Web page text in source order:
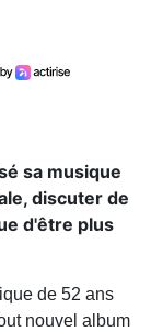
sa musique
discuter de
d'être plus
de 52 ans
nouvel album